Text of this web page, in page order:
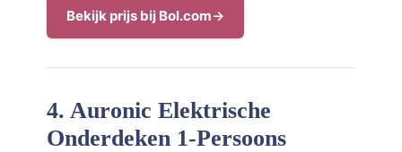
Bekijk prijs bij Bol.com
4. Auronic Elektrische
Onderdeken 1-Persoons